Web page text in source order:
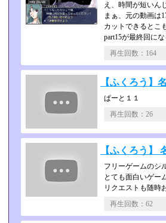
え、時間が短いん
まぁ、元の動画は
カットできるとこ
part15が最終回にな
再生回数：
【ふくろう】
ぱーと１１
再生回数：26
【ふくろう】
フリーゲームのシ
とても面白いゲー
リクエストも随時
再生回数：62